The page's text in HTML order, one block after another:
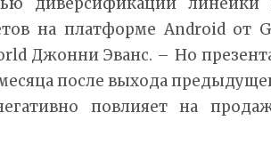
на платформе Android от
Джонни Эванс. – Но
после выхода
повлияет на